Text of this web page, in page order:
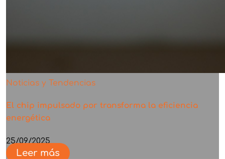
Noticias y Tendencias
El chip impulsado por transforma la eficiencia
energética
25/09/2025
Leer más